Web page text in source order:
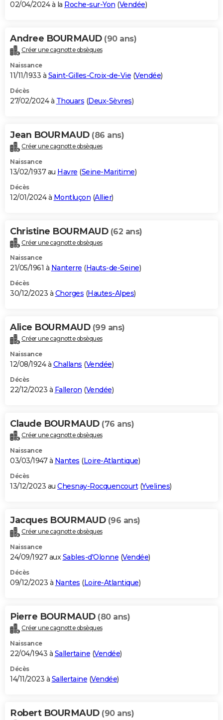
02/04/2024 à la Roche-sur-Yon (Vendée)
Andree BOURMAUD (90 ans)
Créer une cagnotte obsèques
Naissance
11/11/1933 à Saint-Gilles-Croix-de-Vie (Vendée)
Décès
27/02/2024 à Thouars (Deux-Sèvres)
Jean BOURMAUD (86 ans)
Créer une cagnotte obsèques
Naissance
13/02/1937 au Havre (Seine-Maritime)
Décès
12/01/2024 à Montluçon (Allier)
Christine BOURMAUD (62 ans)
Créer une cagnotte obsèques
Naissance
21/05/1961 à Nanterre (Hauts-de-Seine)
Décès
30/12/2023 à Chorges (Hautes-Alpes)
Alice BOURMAUD (99 ans)
Créer une cagnotte obsèques
Naissance
12/08/1924 à Challans (Vendée)
Décès
22/12/2023 à Falleron (Vendée)
Claude BOURMAUD (76 ans)
Créer une cagnotte obsèques
Naissance
03/03/1947 à Nantes (Loire-Atlantique)
Décès
13/12/2023 au Chesnay-Rocquencourt(Yvelines)
Jacques BOURMAUD (96 ans)
Créer une cagnotte obsèques
Naissance
24/09/1927 auxSables-d'Olonne (Vendée)
Décès
09/12/2023 à Nantes (Loire-Atlantique)
Pierre BOURMAUD (80 ans)
Créer une cagnotte obsèques
Naissance
22/04/1943 à Sallertaine (Vendée)
Décès
14/11/2023 à Sallertaine (Vendée)
Robert BOURMAUD (90 ans)